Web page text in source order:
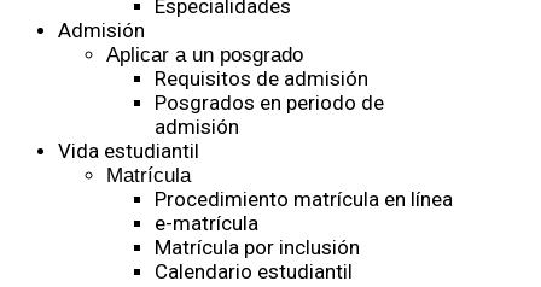
Especialidades
Admisión
Aplicar a un posgrado
Requisitos de admisión
Posgrados en periodo de
admisión
Vida estudiantil
Matrícula
Procedimiento matrícula en línea
e-matrícula
Matrícula por inclusión
Calendario estudiantil